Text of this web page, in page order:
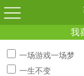
我
一场游戏一场梦
一生不变